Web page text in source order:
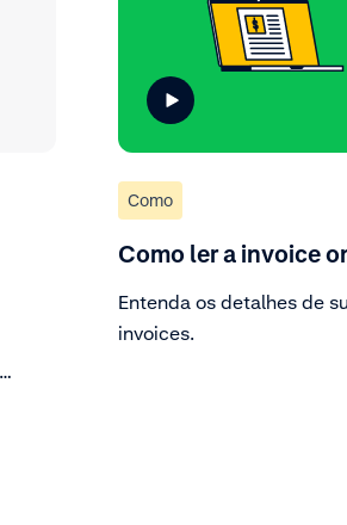
Como
Como ler a invoice
Entenda os detalhes de
invoices.